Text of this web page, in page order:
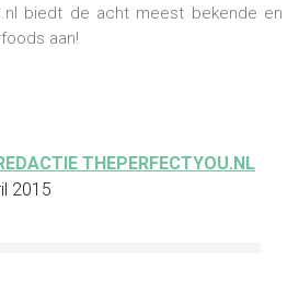
biedt de acht meest bekende en
aan!
THEPERFECTYOU.NL
2015